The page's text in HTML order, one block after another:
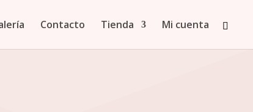
Contacto Tienda Mi cuenta